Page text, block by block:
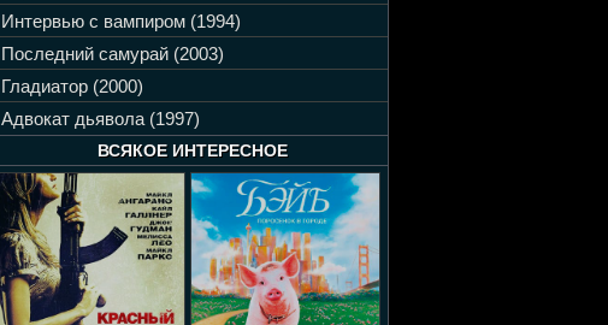
Интервью с вампиром (1994)
Последний самурай (2003)
Гладиатор (2000)
Адвокат дьявола (1997)
ВСЯКОЕ ИНТЕРЕСНОЕ